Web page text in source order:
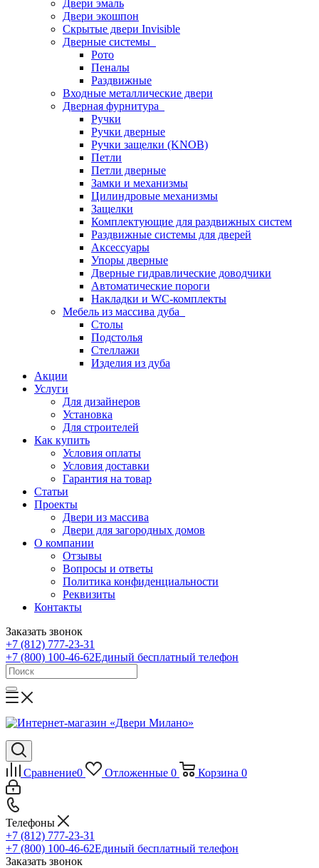
Двери эмаль
Двери экошпон
Скрытые двери Invisible
Дверные системы
Рото
Пеналы
Раздвижные
Входные металлические двери
Дверная фурнитура
Ручки
Ручки дверные
Ручки защелки (KNOB)
Петли
Петли дверные
Замки и механизмы
Цилиндровые механизмы
Защелки
Комплектующие для раздвижных систем
Раздвижные системы для дверей
Аксессуары
Упоры дверные
Дверные гидравлические доводчики
Автоматические пороги
Накладки и WC-комплекты
Мебель из массива дуба
Столы
Подстолья
Стеллажи
Изделия из дуба
Акции
Услуги
Для дизайнеров
Установка
Для строителей
Как купить
Условия оплаты
Условия доставки
Гарантия на товар
Статьи
Проекты
Двери из массива
Двери для загородных домов
О компании
Отзывы
Вопросы и ответы
Политика конфиденциальности
Реквизиты
Контакты
Заказать звонок
+7 (812) 777-23-31
+7 (800) 100-46-62Единый бесплатный телефон
Сравнение0 Отложенные 0 Корзина 0
Телефоны
+7 (812) 777-23-31
+7 (800) 100-46-62Единый бесплатный телефон
Заказать звонок